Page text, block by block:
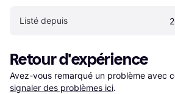
Listé depuis
Retour d'expérience
Avez-vous remarqué un problème avec
signaler des problèmes ici.